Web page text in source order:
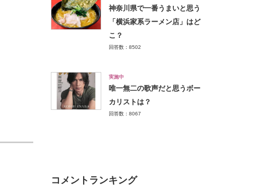
神奈川県で一番うまいと思う
「横浜家系ラーメン店」はど
こ？
回答数：8502
実施中
唯一無二の歌声だと思うボー
カリストは？
回答数：8067
コメントランキング